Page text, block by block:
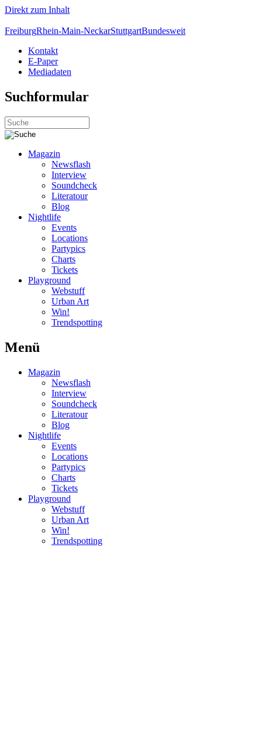
Direkt zum Inhalt
FreiburgRhein-Main-NeckarStuttgartBundesweit
Kontakt
E-Paper
Mediadaten
Suchformular
Magazin
Newsflash
Interview
Soundcheck
Literatour
Blog
Nightlife
Events
Locations
Partypics
Charts
Tickets
Playground
Webstuff
Urban Art
Win!
Trendspotting
Menü
Magazin
Newsflash
Interview
Soundcheck
Literatour
Blog
Nightlife
Events
Locations
Partypics
Charts
Tickets
Playground
Webstuff
Urban Art
Win!
Trendspotting